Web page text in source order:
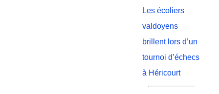
Les écoliers
valdoyens
brillent lors d’un
tournoi d’échecs
à Héricourt